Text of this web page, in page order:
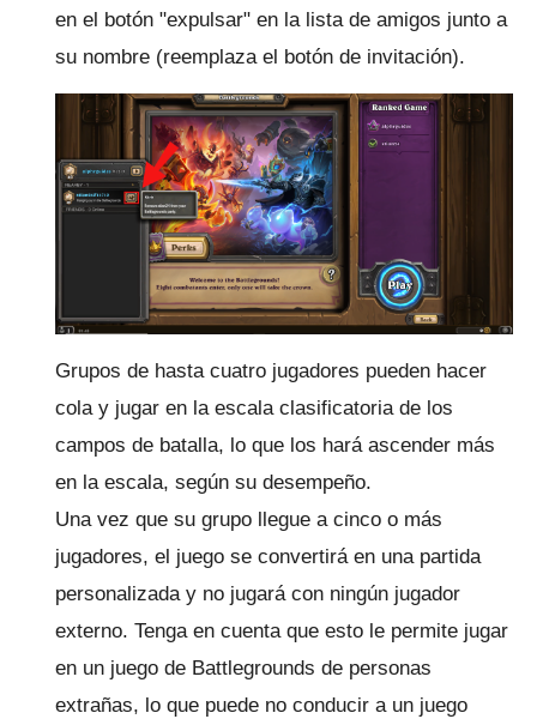
en el botón "expulsar" en la lista de amigos junto a
su nombre (reemplaza el botón de invitación).
Grupos de hasta cuatro jugadores pueden hacer
cola y jugar en la escala clasificatoria de los
campos de batalla, lo que los hará ascender más
en la escala, según su desempeño.
Una vez que su grupo llegue a cinco o más
jugadores, el juego se convertirá en una partida
personalizada y no jugará con ningún jugador
externo. Tenga en cuenta que esto le permite jugar
en un juego de Battlegrounds de personas
extrañas, lo que puede no conducir a un juego